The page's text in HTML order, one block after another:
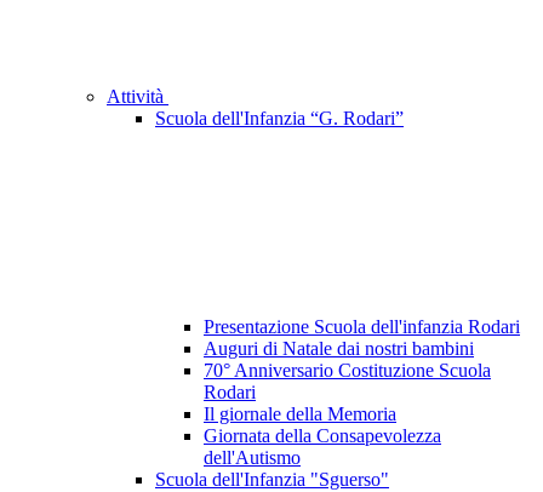
Attività
Scuola dell'Infanzia “G. Rodari”
Presentazione Scuola dell'infanzia Rodari
Auguri di Natale dai nostri bambini
70° Anniversario Costituzione Scuola
Rodari
Il giornale della Memoria
Giornata della Consapevolezza
dell'Autismo
Scuola dell'Infanzia "Sguerso"